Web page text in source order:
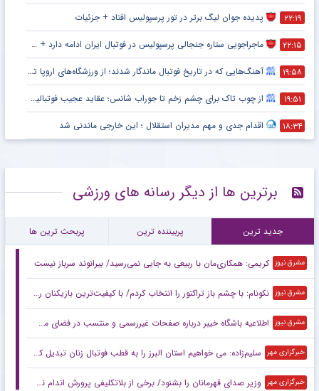
۲۲:۱۹ پدیده جوان لیگ برتر در تور پرسپولیس افتاد + جزئیات
۲۲:۱۵ ماجراجویی ستاره جنجالی پرسپولیس در فوتبال ایران ادامه دارد + جزئیات
۱۹:۵۸ آهنگ‌هایی که در تاریخ فوتبال ماندگار شدند؛ از ورزشگاه‌های اروپا تا جام جهانی
۱۹:۵۱ از چوب تاک برای چشم زخم تا جوراب شانس؛ عقاید عجیب فوتبالیست‌ها!
۱۸:۳۴ اقدام جدی و مهم مدیران استقلال ؛ این خارجی ماندنی شد
برترین ها از دیگر رسانه های ورزشی
جدید ترین پربیننده ترین پربحث ترین ها
مشرق نیوز کریمی: همکاری‌مان با ربیعی به جایی نمی‌رسید/ بیرانوند سرباز نیست
مشرق نیوز نکونام: با چشم باز تراکتور را انتخاب کردم/ با کیفیت‌ترین بازیکنان را داریم
مشرق نیوز اطلاعیه باشگاه خیبر درباره صفحات غیررسمی و منتسب در فضای مجازی
خبرگزاری مهر سلیم‌زاده: می خواهیم استان البرز را به قطب فوتبال زنان تبدیل کنیم
خبرگزاری مهر وزیر صدای قهرمانان را بشنود/ برخی از بلاتکلیفی پرورش اندام نفع می‌برند